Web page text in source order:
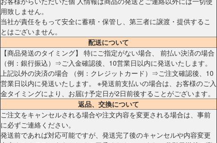
用致しません。
当社が責任をもって安全に蓄積・保管し、第三者に譲渡・提供するこ
とはございません。
配送について
【商品発送のタイミング】 特にご指定がない場合、 前払い決済の場合
（例：銀行振込）⇒ご入金確認後、10営業日以内に発送いたします。
上記以外の決済の場合 （例：クレジットカード）⇒ご注文確認後、10
営業日以内に発送いたします。 ※発送前支払いの場合は、お客様のご入
金タイミングにより、お届け予定日が2日前後することがございます。
返品、交換について
ご注文をキャンセルされる場合や注文内容を変更される場合は、事前
に必ずご連絡ください。
発送前であれば対応可能ですが、発送完了後のキャンセルや内容変更